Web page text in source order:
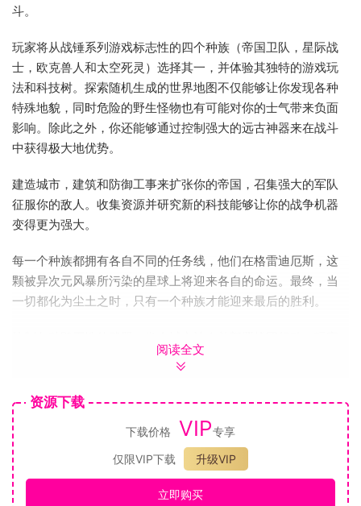
斗。
玩家将从战锤系列游戏标志性的四个种族（帝国卫队，星际战
士，欧克兽人和太空死灵）选择其一，并体验其独特的游戏玩
法和科技树。探索随机生成的世界地图不仅能够让你发现各种
特殊地貌，同时危险的野生怪物也有可能对你的士气带来负面
影响。除此之外，你还能够通过控制强大的远古神器来在战斗
中获得极大地优势。
建造城市，建筑和防御工事来扩张你的帝国，召集强大的军队
征服你的敌人。收集资源并研究新的科技能够让你的战争机器
变得更为强大。
每一个种族都拥有各自不同的任务线，他们在格雷迪厄斯，这
颗被异次元风暴所污染的星球上将迎来各自的命运。最终，当
一切都化为尘土之时，只有一个种族才能迎来最后的胜利。
所招募的英雄单位不仅拥有强大的特殊技能，同时还能够装备
们将最终成为你真正的勇士。
阅读全文
资源下载
下载价格 VIP专享
仅限VIP下载
升级VIP
立即购买